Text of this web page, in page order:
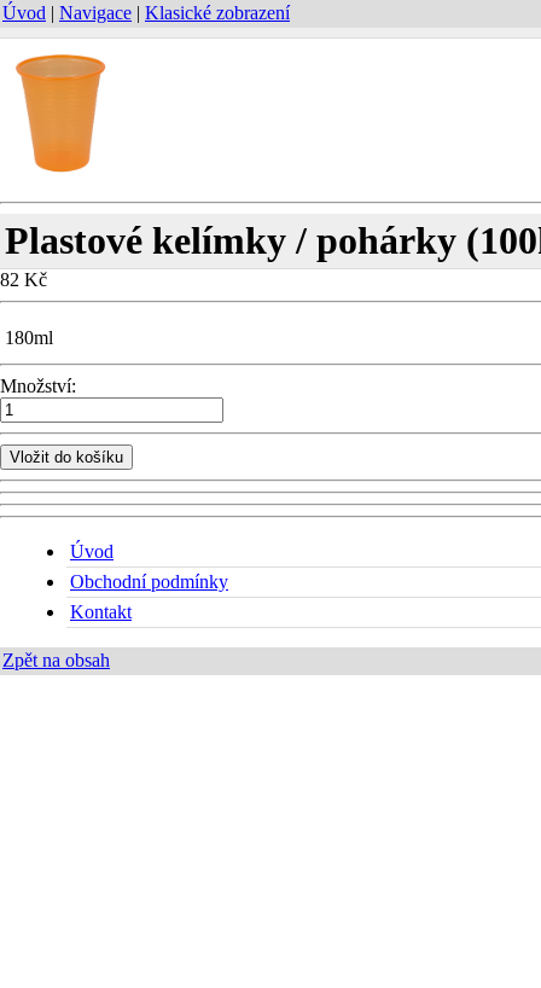
Úvod | Navigace | Klasické zobrazení
Plastové kelímky / pohárky
82 Kč
180ml
Množství:
Vložit do košíku
Úvod
Obchodní podmínky
Kontakt
Zpět na obsah